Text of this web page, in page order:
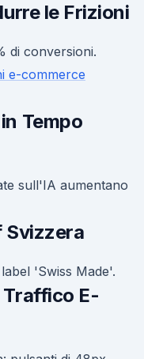
le Frizioni
di conversioni.
e-commerce
Tempo
sull'IA aumentano
Svizzera
'Swiss Made'.
E-